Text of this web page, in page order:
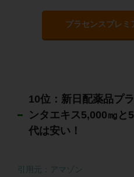
プラセンスプレミ
10位：新日配薬品プ
ンタエキス5,000㎎と
代は安い！
引用元：アマゾン